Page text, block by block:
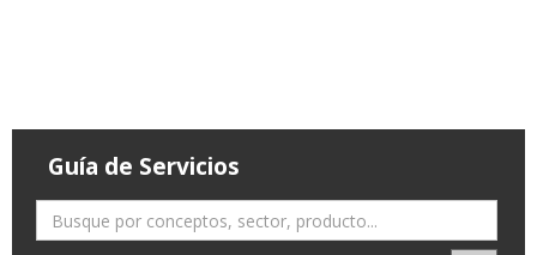
Guía de Servicios